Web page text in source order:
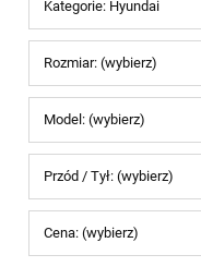
Kategorie: Hyundai
Rozmiar: (wybierz)
Model: (wybierz)
Przód / Tył: (wybierz)
Cena: (wybierz)